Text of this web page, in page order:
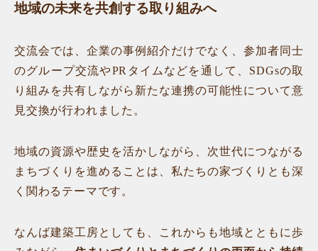
地域の未来を共創する取り組みへ
交流会では、企業の事例紹介だけでなく、参加者同士
のグループ交流やPRタイムなどを通して、SDGsの取
り組みを共有しながら新たな連携の可能性について意
見交換が行われました。
地域の資源や歴史を活かしながら、次世代につながる
まちづくりを進めることは、私たちの家づくりとも深
く関わるテーマです。
なんば建築工房としても、これからも地域とともに歩